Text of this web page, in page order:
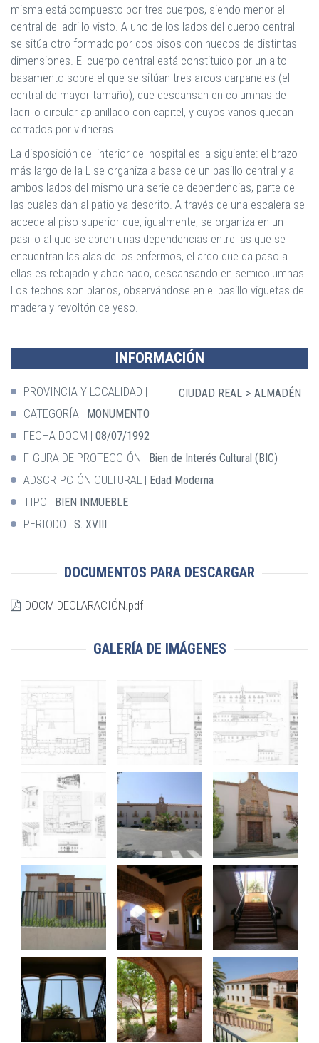
misma está compuesto por tres cuerpos, siendo menor el
central de ladrillo visto. A uno de los lados del cuerpo central
se sitúa otro formado por dos pisos con huecos de distintas
dimensiones. El cuerpo central está constituido por un alto
basamento sobre el que se sitúan tres arcos carpaneles (el
central de mayor tamaño), que descansan en columnas de
ladrillo circular aplanillado con capitel, y cuyos vanos quedan
cerrados por vidrieras.
La disposición del interior del hospital es la siguiente: el brazo
más largo de la L se organiza a base de un pasillo central y a
ambos lados del mismo una serie de dependencias, parte de
las cuales dan al patio ya descrito. A través de una escalera se
accede al piso superior que, igualmente, se organiza en un
pasillo al que se abren unas dependencias entre las que se
encuentran las alas de los enfermos, el arco que da paso a
ellas es rebajado y abocinado, descansando en semicolumnas.
Los techos son planos, observándose en el pasillo viguetas de
madera y revoltón de yeso.
INFORMACIÓN
PROVINCIA Y LOCALIDAD CIUDAD REAL ALMADÉN
CATEGORÍA MONUMENTO
FECHA DOCM 08/07/1992
FIGURA DE PROTECCIÓN Bien de Interés Cultural (BIC)
ADSCRIPCIÓN CULTURAL Edad Moderna
TIPO BIEN INMUEBLE
PERIODO S. XVIII
DOCUMENTOS PARA DESCARGAR
DOCM DECLARACIÓN.pdf
GALERÍA DE IMÁGENES